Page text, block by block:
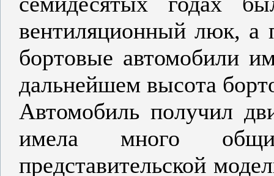
вентиляционный люк, а
бортовые автомобили
дальнейшем высота
Автомобиль получил
имела много
представительской